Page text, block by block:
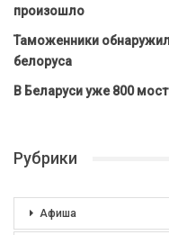
произошло
Таможенники
белоруса
В Беларуси уже 800
Рубрики
Афиша